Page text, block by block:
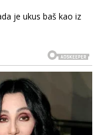
je ukus baš kao iz